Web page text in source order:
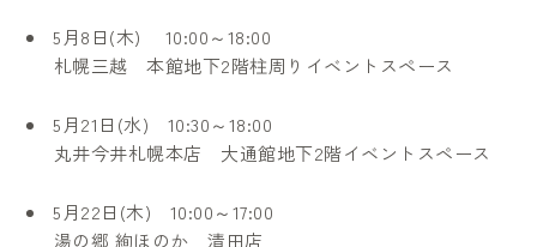
5月8日(木) 10:00～18:00
札幌三越 本館地下2階柱周りイベントスペース
5月21日(水) 10:30～18:00
丸井今井札幌本店 大通館地下2階イベントスペース
5月22日(木) 10:00～17:00
湯の郷 絢ほのか 清田店